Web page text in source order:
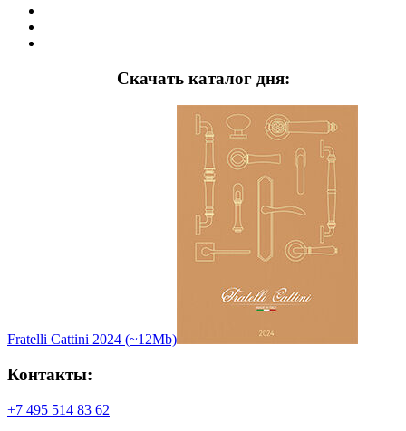
Скачать каталог дня:
Fratelli Cattini 2024 (~12Mb)
Контакты:
+7 495 514 83 62